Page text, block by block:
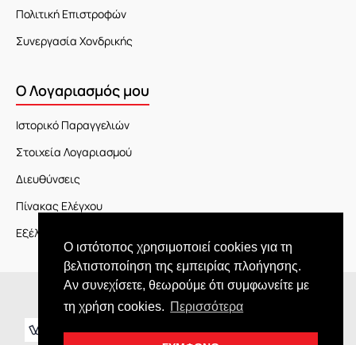
Ο ιστότοπος χρησιμοποιεί cookies για τη
βελτιστοποίηση της εμπειρίας πλοήγησης.
Αν συνεχίσετε, θεωρούμε ότι συμφωνείτε με
τη χρήση cookies. Περισσότερα
Πολιτική Επιστροφών
Συνεργασία Χονδρικής
Ο Λογαριασμός μου
Ιστορικό Παραγγελιών
Στοιχεία Λογαριασμού
Διευθύνσεις
Πίνακας Ελέγχου
Εξέλιξη Παραγγελίας